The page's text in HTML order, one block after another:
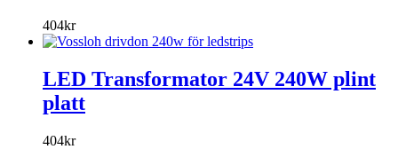
404kr
LED Transformator 24V 240W plint
platt
404kr